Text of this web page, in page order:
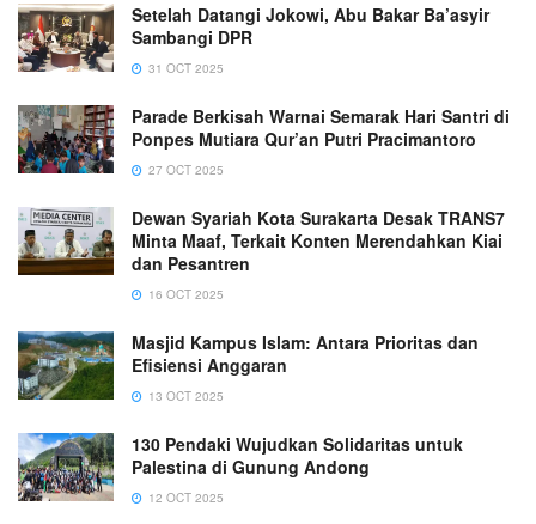
Setelah Datangi Jokowi, Abu Bakar Ba’asyir
Sambangi DPR
31 OCT 2025
Parade Berkisah Warnai Semarak Hari Santri di
Ponpes Mutiara Qur’an Putri Pracimantoro
27 OCT 2025
Dewan Syariah Kota Surakarta Desak TRANS7
Minta Maaf, Terkait Konten Merendahkan Kiai
dan Pesantren
16 OCT 2025
Masjid Kampus Islam: Antara Prioritas dan
Efisiensi Anggaran
13 OCT 2025
130 Pendaki Wujudkan Solidaritas untuk
Palestina di Gunung Andong
12 OCT 2025